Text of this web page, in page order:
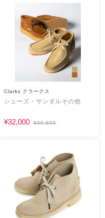
Clarks クラークス
シューズ・サンダルその他
¥32,000 ¥39,600